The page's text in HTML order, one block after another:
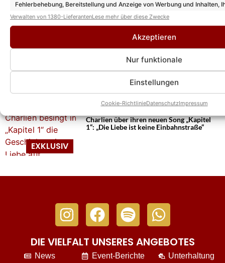
Fehlerbehebung, Bereitstellung und Anzeige von Werbung und Inhalten,
Entscheidungen zum Datenschutz speichern und übermitteln.
Verwalten von 1380-LieferantenLese mehr über diese Zwecke
Akzeptieren
Nur funktionale
Einstellungen
Cookie-RichtlinieDatenschutzImpressum
Charlien: Ihr neuer Song „Du willst es doch
auch!“ unterstreicht wieder einmal ihre
Charlien – Kapitel 1 (Offizielles
Charlien über ihren neuen Song „Kapitel
1“: „Die Liebe ist keine Einbahnstraße“
DIE VIELFALT UNSERES ANGEBOTES
News
Event-Berichte
Unterhaltung